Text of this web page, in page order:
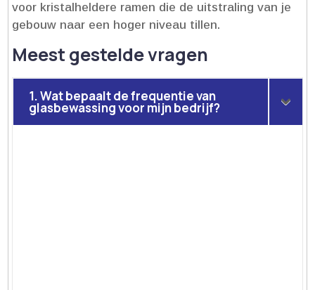
voor kristalheldere ramen die de uitstraling van je
gebouw naar een hoger niveau tillen.​
Meest gestelde vragen
1. Wat bepaalt de frequentie van
glasbewassing voor mijn bedrijf?